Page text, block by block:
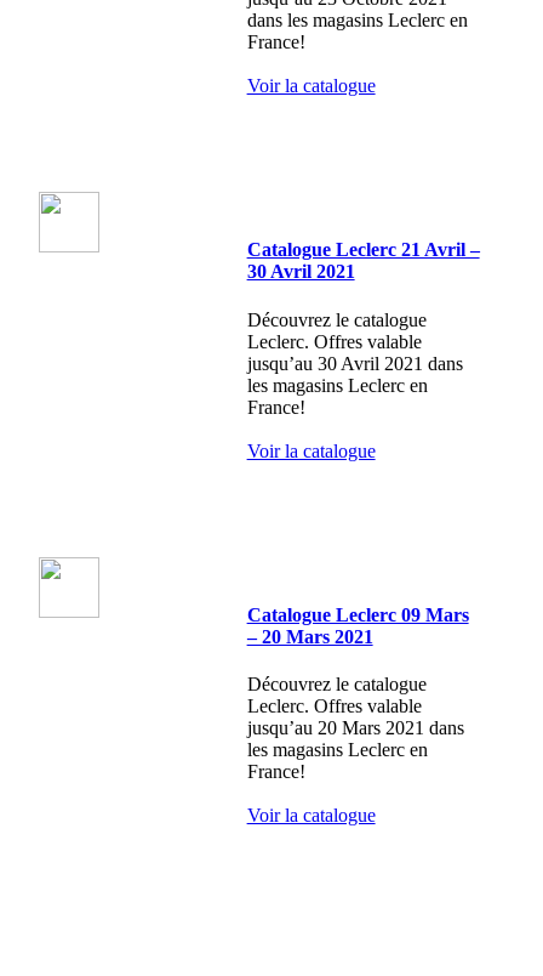
dans les magasins Leclerc en
France!
Voir la catalogue
Catalogue Leclerc 21 Avril –
30 Avril 2021
Découvrez le catalogue
Leclerc. Offres valable
jusqu’au 30 Avril 2021 dans
les magasins Leclerc en
France!
Voir la catalogue
Catalogue Leclerc 09 Mars
– 20 Mars 2021
Découvrez le catalogue
Leclerc. Offres valable
jusqu’au 20 Mars 2021 dans
les magasins Leclerc en
France!
Voir la catalogue